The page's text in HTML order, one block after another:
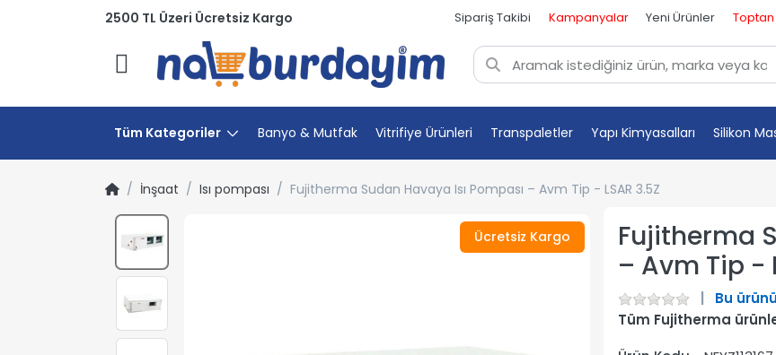
2500 TL Üzeri Ücretsiz Kargo Sipariş Takibi Kampanyalar Yeni Ürünler Toptan
Menü
Tüm Kategoriler Banyo & Mutfak Vitrifiye Ürünleri Transpaletler Yapı Kimyasalları Silikon
İnşaat Isı pompası Fujitherma Sudan Havaya Isı Pompası – Avm Tip - LSAR 3.5Z
Ücretsiz Kargo
Fujitherma
– Avm Tip -
Bu
Tüm Fujitherma